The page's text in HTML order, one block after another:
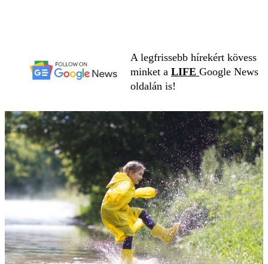
A legfrissebb hírekért kövess
minket a LIFE Google News
oldalán is!